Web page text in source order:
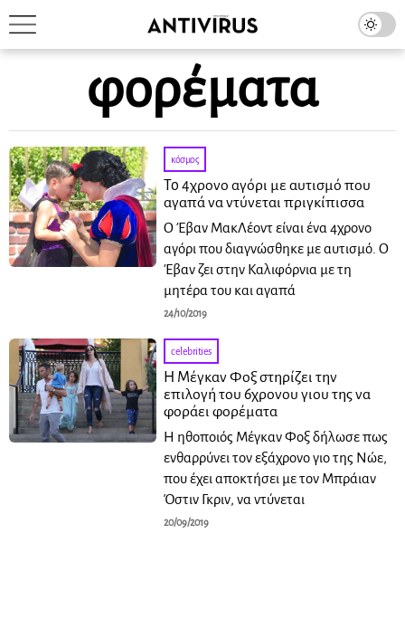
φορέματα
κόσμος
To 4χρονο αγόρι με αυτισμό που
αγαπά να ντύνεται πριγκίπισσα
Ο Έβαν ΜακΛέοντ είναι ένα 4χρονο
αγόρι που διαγνώσθηκε με αυτισμό. Ο
Έβαν ζει στην Καλιφόρνια με τη
μητέρα του και αγαπά
24/10/2019
celebrities
Η Μέγκαν Φοξ στηρίζει την
επιλογή του 6χρονου γιου της να
φοράει φορέματα
Η ηθοποιός Μέγκαν Φοξ δήλωσε πως
ενθαρρύνει τον εξάχρονο γιο της Νώε,
που έχει αποκτήσει με τον Μπράιαν
Όστιν Γκριν, να ντύνεται
20/09/2019